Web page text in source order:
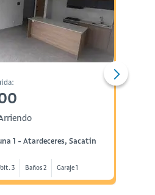
1 - Atardeceres, Sacatin
3 Baños 2 Garaje 1